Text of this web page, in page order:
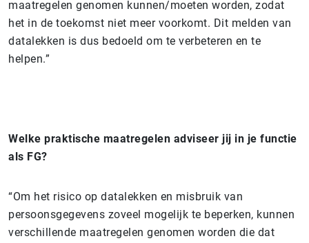
maatregelen genomen kunnen/moeten worden, zodat
het in de toekomst niet meer voorkomt. Dit melden van
datalekken is dus bedoeld om te verbeteren en te
helpen.”
Welke praktische maatregelen adviseer jij in je functie
als FG?
“Om het risico op datalekken en misbruik van
persoonsgegevens zoveel mogelijk te beperken, kunnen
verschillende maatregelen genomen worden die dat